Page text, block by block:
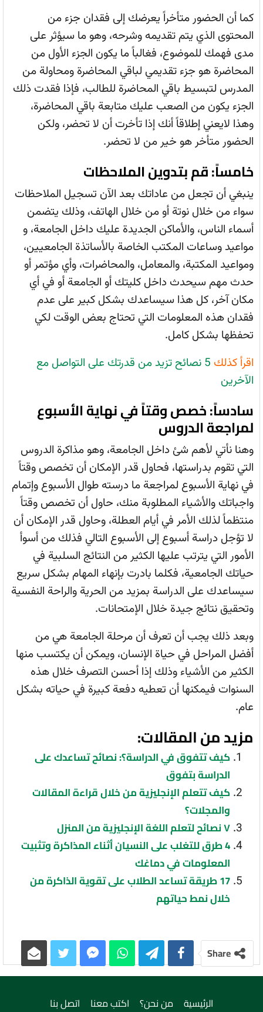
كما أن الحضور متأخراً يعرضك إلى فقدان جزء من
المحتوى الذي يتم تقديمه وشرحه، وهو ما سيؤثر على
مدى فهمك للموضوع، فغالباً ما يكون الجزء الأول من
المحاضرة هو جزء تقديمي لباقي المحاضرة ومحاولة من
المدرس لتبسيط باقي المحاضرة للطالب، فإذا فقدت ذلك
الجزء يكون من الصعب عليك متابعة باقي المحاضرة،
وهذا لايعني إطلاقاً أنك إذا تأخرت أن لا تحضر، ولكن
الحضور متأخر هو خير من لا تحضر.
خامساً: قم بتدوين الملاحظات
ينبغي أن تجعل من عاداتك بعد الآن تسجيل الملاحظات
سواء من خلال نوتة أو من خلال الهاتف، وذلك يتضمن
أسماء الناس، والأماكن الجديدة عليك داخل الجامعة، و
مواعيد وساعات المكتب الخاصة بالأساتذة الجامعيين،
ومواعيد المكتبة، والمعامل، والمحاضرات، وأي مؤتمر أو
حدث مهم سيحدث داخل كليتك أو الجامعة أو في أي
مكان آخر، كل هذا سيساعدك بشكل كبير على عدم
فقدان هذه المعلومات التي تحتاج بعض الوقت لكي
تحفظها بشكل كامل.
اقرأ كذلك
5 نصائح تزيد من قدرتك على التواصل مع
الآخرين
سادساً: خصص وقتاً في نهاية الأسبوع
لمراجعة الدروس
وهنا نأتي لأهم شئ داخل الجامعة، وهو مذاكرة الدروس
التي تقوم بدراستها، فحاول قدر الإمكان أن تخصص وقتاً
في نهاية الأسبوع لمراجعة ما درسته طوال الأسبوع وإتمام
واجباتك والأشياء المطلوبة منك، حاول أن تخصص وقتاً
منتظماً لذلك الأمر في أيام العطلة، وحاول قدر الإمكان أن
لا تؤجل دراسة أسبوع إلى الأسبوع التالي فذلك من أسوأ
الأمور التي يترتب عليها الكثير من النتائج السلبية في
حياتك الجامعية، فكلما بادرت بإنهاء المهام بشكل سريع
سيساعدك على الدراسة بمزيد من الحرية والراحة النفسية
وتحقيق نتائج جيدة خلال الإمتحانات.
وبعد ذلك يجب أن تعرف أن مرحلة الجامعة هي من
أفضل المراحل في حياة الإنسان، ويمكن أن يكتسب منها
الكثير من الأشياء وذلك إذا أحسن التصرف خلال هذه
السنوات فيمكنها أن تعطيه دفعة كبيرة في حياته بشكل
عام.
مزيد من المقالات:
كيف تتفوق في الدراسة؟: نصائح تساعدك على
الدراسة بتفوق
كيف تتعلم الإنجليزية من خلال قراءة المقالات
والمجلات؟
٧ نصائح لتعلم اللغة الإنجليزية من المنزل
4 طرق للتغلب على النسيان أثناء المذاكرة وتثبيت
المعلومات في دماغك
17 طريقة تساعد الطلاب على تقوية الذاكرة من
خلال نمط حياتهم
Share
الرئيسية من نحن؟ اكتب معنا
اتصل بنا